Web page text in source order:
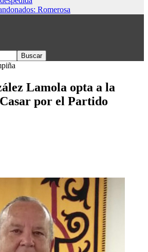
Romerosa
Lamola opta a la
por el Partido